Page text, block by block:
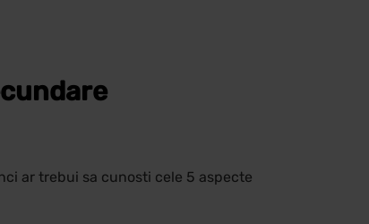
ar trebui sa cunosti cele 5 aspecte